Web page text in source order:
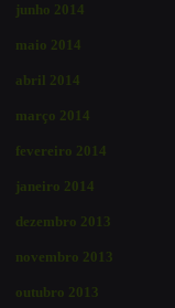
junho 2014
maio 2014
abril 2014
março 2014
fevereiro 2014
janeiro 2014
dezembro 2013
novembro 2013
outubro 2013